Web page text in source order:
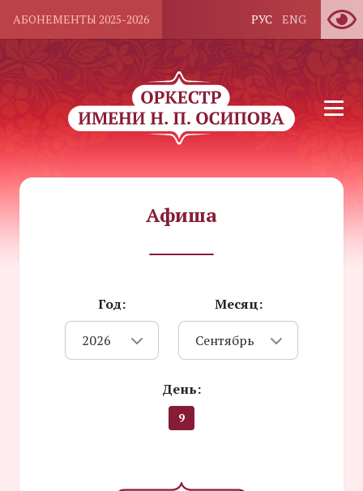
АБОНЕМЕНТЫ 2025-2026 РУС ENG
Афиша
Год:
2026
Месяц:
Сентябрь
День:
9